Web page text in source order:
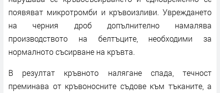
появяват микротромби и кръвоизливи. Увреждането
на черния дроб допълнително намалява
производството на белтъците, необходими за
нормалното съсирване на кръвта.
В резултат кръвното налягане спада, течност
преминава от кръвоносните съдове към тъканите, а